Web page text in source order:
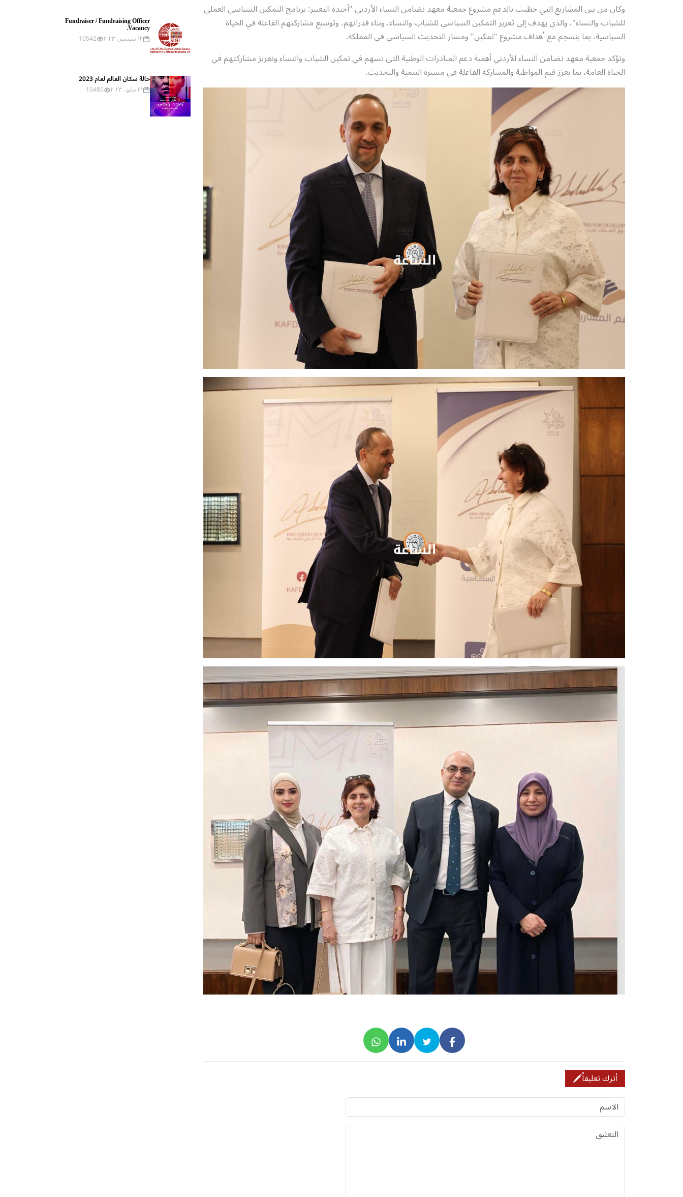
وكان من بين المشاريع التي حظيت بالدعم مشروع جمعية معهد تضامن النساء الأردني "أجندة التغيير: برنامج التمكين السياسي العملي
للشباب والنساء"، والذي يهدف إلى تعزيز التمكين السياسي للشباب والنساء، وبناء قدراتهم، وتوسيع مشاركتهم الفاعلة في الحياة
السياسية، بما ينسجم مع أهداف مشروع "تمكين" ومسار التحديث السياسي في المملكة.
وتؤكد جمعية معهد تضامن النساء الأردني أهمية دعم المبادرات الوطنية التي تسهم في تمكين الشباب والنساء وتعزيز مشاركتهم في
الحياة العامة، بما يعزز قيم المواطنة والمشاركة الفاعلة في مسيرة التنمية والتحديث.
أترك تعليقاً
Vacancy.
١٢ سبتمبر، ٢٠٢٣
10542
حالة سكان العالم لعام 2023
٢١ مايو، ٢٠٢٣
10485